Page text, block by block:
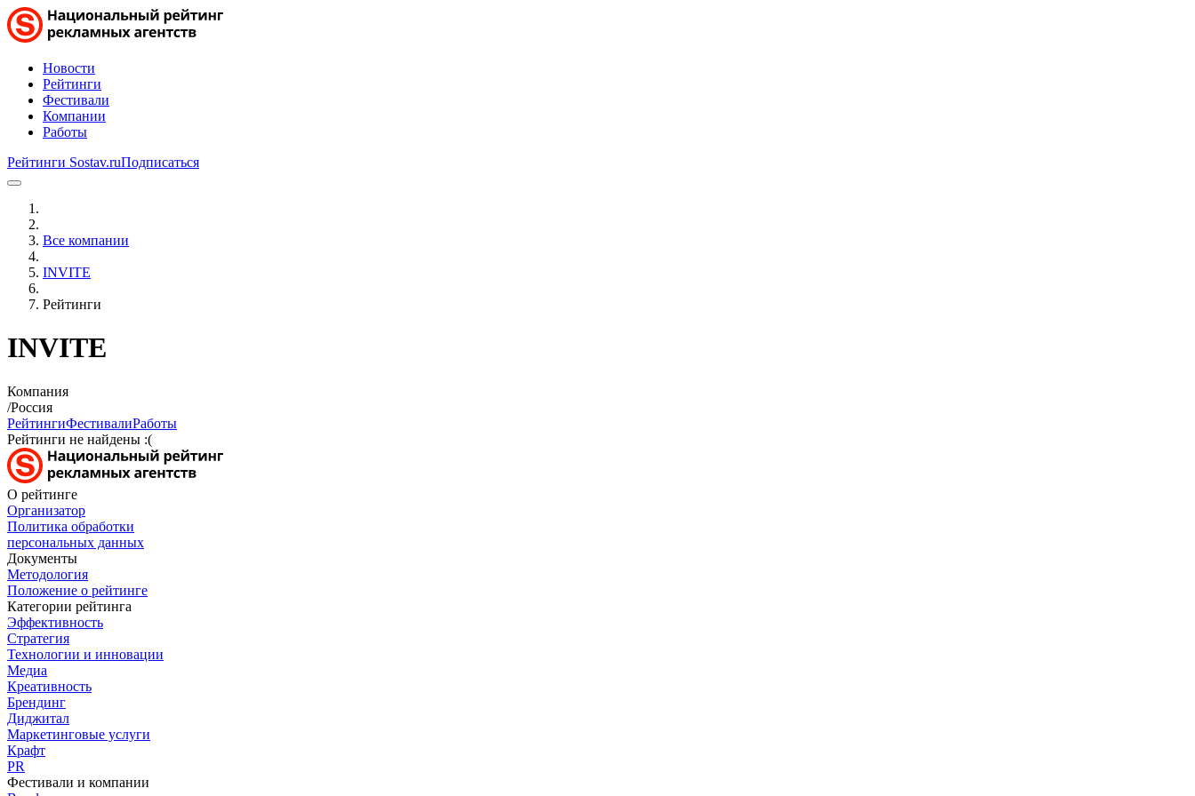
Новости
Рейтинги
Фестивали
Компании
Работы
Рейтинги Sostav.ruПодписаться
Все компании
INVITE
Рейтинги
INVITE
Компания
/Россия
РейтингиФестивалиРаботы
Рейтинги не найдены :(
О рейтинге
Организатор
Политика обработки
персональных данных
Документы
Методология
Положение о рейтинге
Категории рейтинга
Эффективность
Стратегия
Технологии и инновации
Медиа
Креативность
Брендинг
Диджитал
Маркетинговые услуги
Крафт
PR
Фестивали и компании